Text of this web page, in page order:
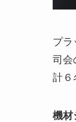
プラ
司会
計６
機材